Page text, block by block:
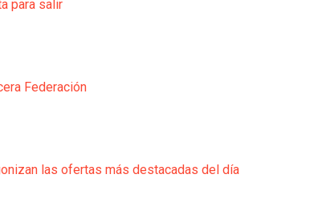
para salir
Federación
las ofertas más destacadas del día